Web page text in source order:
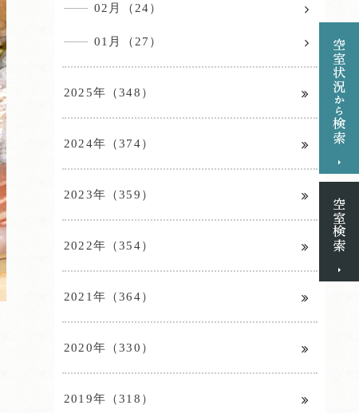
02月（24）
01月（27）
2025年（348）
2024年（374）
2023年（359）
2022年（354）
2021年（364）
2020年（330）
2019年（318）